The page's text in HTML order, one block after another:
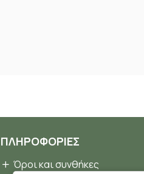
ΠΛΗΡΟΦΟΡΊΕΣ
Όροι και συνθήκες